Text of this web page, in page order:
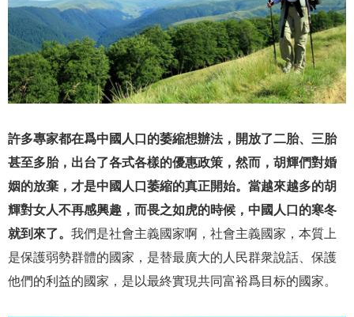
許多專家都在爲中國人口的萎縮想辦法，開放了二胎、三胎
甚至多胎，出台了各式各樣的優惠政策，然而，胡輝們對婚
姻的放棄，才是中國人口萎縮的真正開始。當越來越多的胡
輝對女人不再感興趣，而畏之如虎的時候，中國人口的寒冬
就到來了。 我們是社會主義國家啊，社會主義國家，本質上
是保護弱勢群體的國家，是替最廣大的人民群衆說話、保護
他們的利益的國家，是以最終實現共同富裕爲目标的國家。